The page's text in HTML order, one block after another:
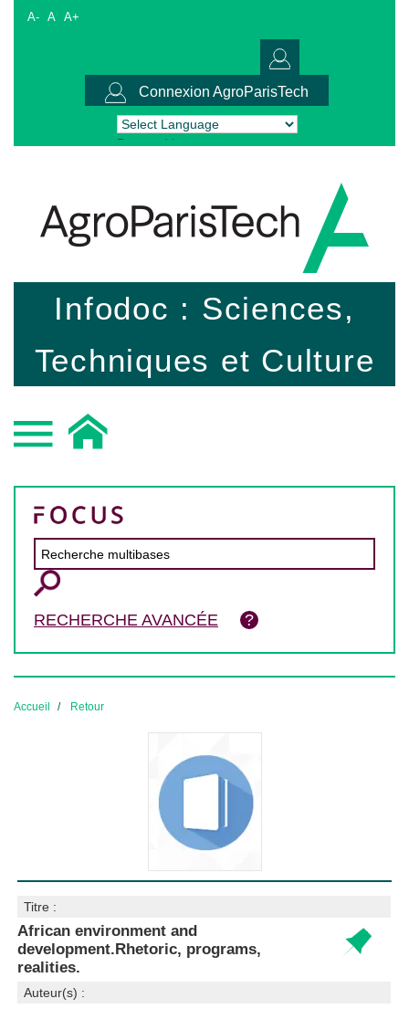
A- A A+
Connexion AgroParisTech
Powered by Translate
Infodoc : Sciences,
Techniques et Culture
RECHERCHE AVANCÉE
Accueil Retour
Titre :
African environment and
development.Rhetoric, programs,
realities.
Auteur(s) :